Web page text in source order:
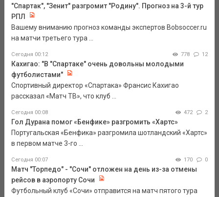
"Спартак", "Зенит" разгромит "Родину". Прогноз на 3-й тур
РПЛ
Вашему вниманию прогноз команды экспертов Bobsoccer.ru
на матчи третьего тура ...
Сегодня 00:12 778 12
Кахигао: "В "Спартаке" очень довольны молодыми
футболистами"
Спортивный директор «Спартака» Франсис Кахигао
рассказал «Матч ТВ», что клуб ...
Сегодня 00:08 472 2
Гол Дурана помог «Бенфике» разгромить «Хартс»
Португальская «Бенфика» разгромила шотландский «Хартс»
в первом матче 3-го ...
Сегодня 00:07 170 0
Матч "Торпедо" - "Сочи" отложен на день из-за отмены
рейсов в аэропорту Сочи
Футбольный клуб «Сочи» отправится на матч пятого тура